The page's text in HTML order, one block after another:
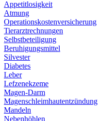
Appetitlosigkeit
Atmung
Operationskostenversicherung
Tierarztrechnungen
Selbstbeteiligung
Beruhigungsmittel
Silvester
Diabetes
Leber
Lefzenekzeme
Magen-Darm
Magenschleimhautentzündung
Mandeln
Nebenhöhlen